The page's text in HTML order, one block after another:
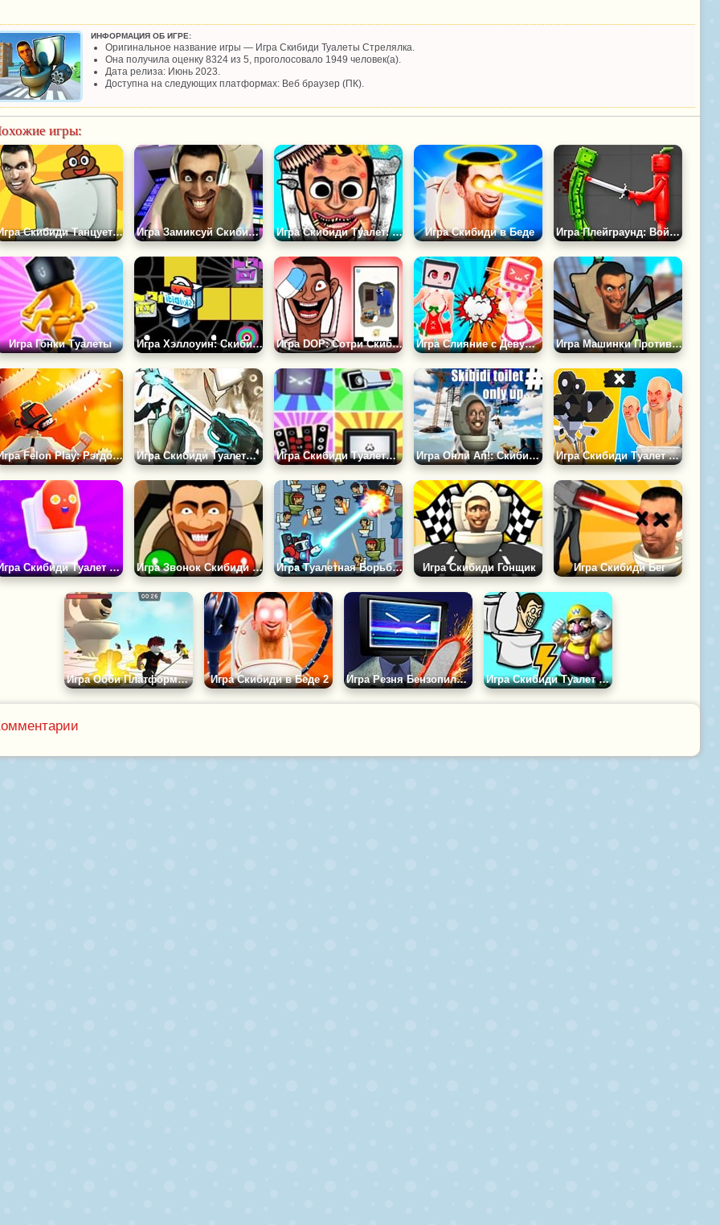
ИНФОРМАЦИЯ ОБ ИГРЕ:
Оригинальное название игры — Игра Скибиди Туалеты Стрелялка.
Она получила оценку 8324 из 5, проголосовало 1949 человек(а).
Дата релиза: Июнь 2023.
Доступна на следующих платформах: Веб браузер (ПК).
игры:
Игра Скибиди Танцует ТикТок Игра Замиксуй Скибиди Трек Игра Скибиди Туалет: Make up Salon Playtime Игра Скибиди в Беде Игра Плейграунд: Война Регдоллов
Игра Гонки Туалеты Игра Хэллоуин: Скибиди Пак Пак Игра DOP: Сотри Скибиди Игра Слияние с Девушками Игра Машинки Против Скибиди Туалетов
Игра Felon Play: Рэгдолл Песочница Игра Скибиди Туалеты: Заражение Камераменов Игра Скибиди Туалеты: Все Агенты Игра Онли Ап!: Скибиди Туалет Игра Скибиди Туалет Файт: Слияние Армии Камераменов
Игра Скибиди Туалет ИО Игра Звонок Скибиди Туалету и Агентам Игра Туалетная Борьба: Зомби vs Полицейские Игра Скибиди Гонщик Игра Скибиди Бег
Игра Обби Платформа: Робби против Скиби-Пса Игра Скибиди в Беде 2 Игра Резня Бензопилой 3Д: Титан Мены Наступают Игра Скибиди Туалет Против Варио